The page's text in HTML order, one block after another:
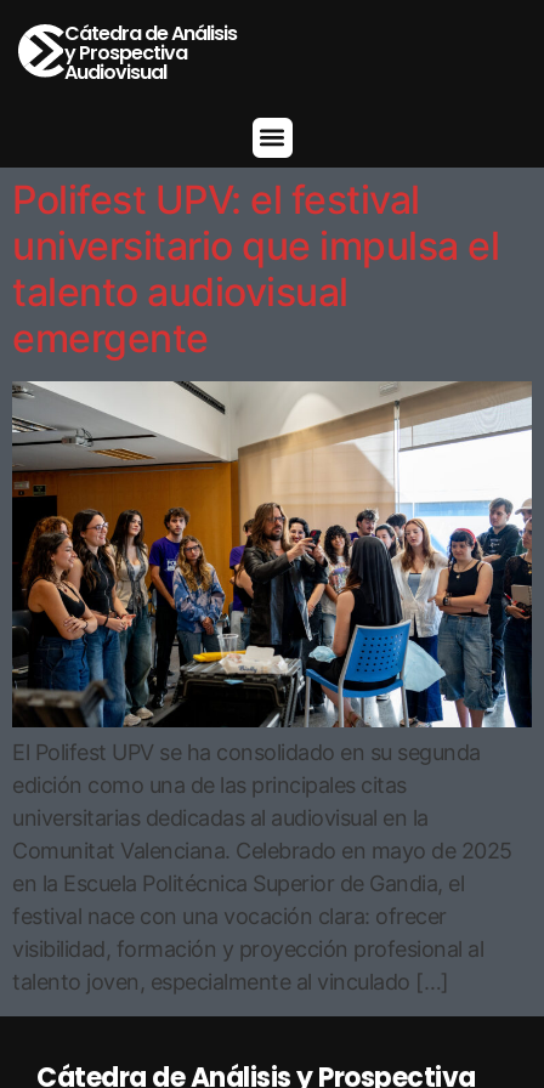
Cátedra de Análisis
y Prospectiva
Audiovisual
Polifest UPV: el festival
universitario que impulsa el
talento audiovisual
emergente
El Polifest UPV se ha consolidado en su segunda
edición como una de las principales citas
universitarias dedicadas al audiovisual en la
Comunitat Valenciana. Celebrado en mayo de 2025
en la Escuela Politécnica Superior de Gandia, el
festival nace con una vocación clara: ofrecer
visibilidad, formación y proyección profesional al
talento joven, especialmente al vinculado […]
Cátedra de Análisis y Prospectiva